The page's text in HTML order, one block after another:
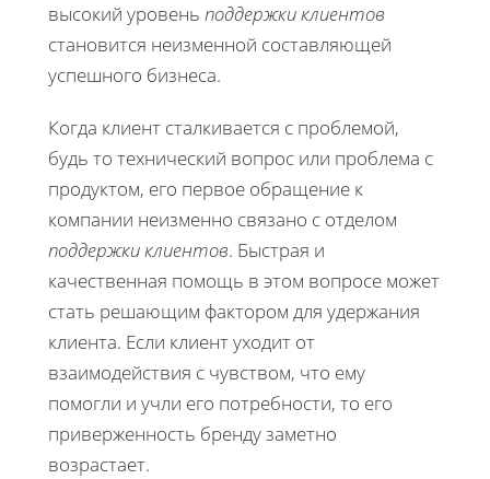
высокий уровень поддержки клиентов
становится неизменной составляющей
успешного бизнеса.
Когда клиент сталкивается с проблемой,
будь то технический вопрос или проблема с
продуктом, его первое обращение к
компании неизменно связано с отделом
поддержки клиентов. Быстрая и
качественная помощь в этом вопросе может
стать решающим фактором для удержания
клиента. Если клиент уходит от
взаимодействия с чувством, что ему
помогли и учли его потребности, то его
приверженность бренду заметно
возрастает.